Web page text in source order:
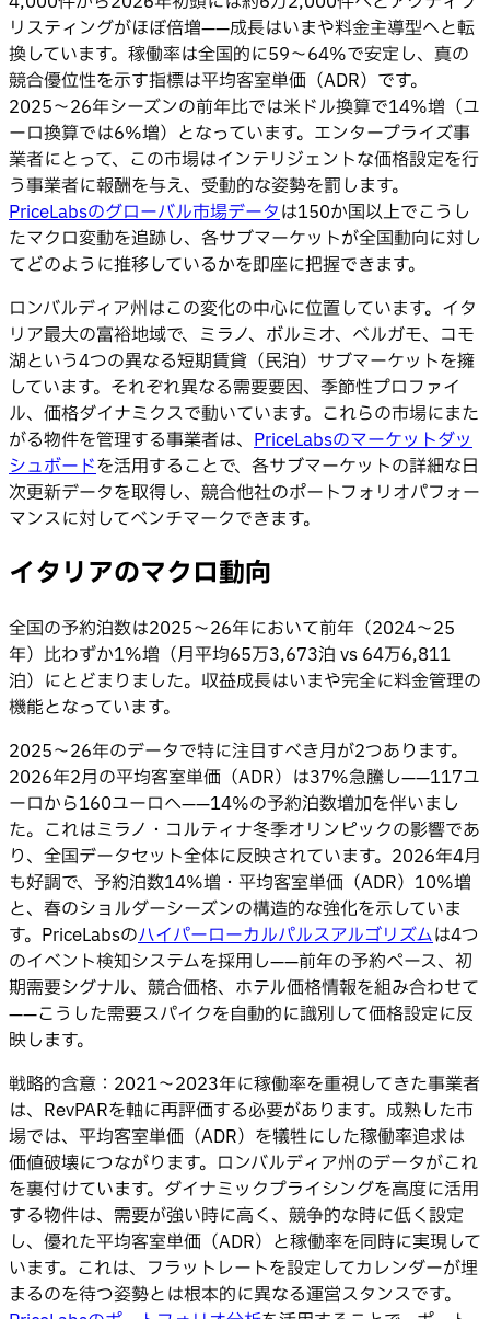
リスティングがほぼ倍増——成長はいまや料金主導型へと転
換しています。稼働率は全国的に59〜64%で安定し、真の
競合優位性を示す指標は平均客室単価（ADR）です。
2025〜26年シーズンの前年比では米ドル換算で14%増（ユ
ーロ換算では6%増）となっています。エンタープライズ事
業者にとって、この市場はインテリジェントな価格設定を行
う事業者に報酬を与え、受動的な姿勢を罰します。
PriceLabsのグローバル市場データは150か国以上でこうし
たマクロ変動を追跡し、各サブマーケットが全国動向に対し
てどのように推移しているかを即座に把握できます。
ロンバルディア州はこの変化の中心に位置しています。イタ
リア最大の富裕地域で、ミラノ、ボルミオ、ベルガモ、コモ
湖という4つの異なる短期賃貸（民泊）サブマーケットを擁
しています。それぞれ異なる需要要因、季節性プロファイ
ル、価格ダイナミクスで動いています。これらの市場にまた
がる物件を管理する事業者は、 PriceLabsのマーケットダッ
シュボードを活用することで、各サブマーケットの詳細な日
次更新データを取得し、競合他社のポートフォリオパフォー
マンスに対してベンチマークできます。
イタリアのマクロ動向
全国の予約泊数は2025〜26年において前年（2024〜25
年）比わずか1%増（月平均65万3,673泊 vs 64万6,811
泊）にとどまりました。収益成長はいまや完全に料金管理の
機能となっています。
2025〜26年のデータで特に注目すべき月が2つあります。
2026年2月の平均客室単価（ADR）は37%急騰し——117ユ
ーロから160ユーロへ——14%の予約泊数増加を伴いまし
た。これはミラノ・コルティナ冬季オリンピックの影響であ
り、全国データセット全体に反映されています。2026年4月
も好調で、予約泊数14%増・平均客室単価（ADR）10%増
と、春のショルダーシーズンの構造的な強化を示していま
す。PriceLabsのハイパーローカルパルスアルゴリズムは4つ
のイベント検知システムを採用し——前年の予約ペース、初
期需要シグナル、競合価格、ホテル価格情報を組み合わせて
——こうした需要スパイクを自動的に識別して価格設定に反
映します。
戦略的含意：2021〜2023年に稼働率を重視してきた事業者
は、RevPARを軸に再評価する必要があります。成熟した市
場では、平均客室単価（ADR）を犠牲にした稼働率追求は
価値破壊につながります。ロンバルディア州のデータがこれ
を裏付けています。ダイナミックプライシングを高度に活用
する物件は、需要が強い時に高く、競争的な時に低く設定
し、優れた平均客室単価（ADR）と稼働率を同時に実現して
います。これは、フラットレートを設定してカレンダーが埋
まるのを待つ姿勢とは根本的に異なる運営スタンスです。